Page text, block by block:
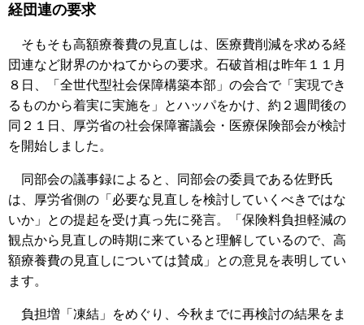
経団連の要求
そもそも高額療養費の見直しは、医療費削減を求める経
団連など財界のかねてからの要求。石破首相は昨年１１月
８日、「全世代型社会保障構築本部」の会合で「実現でき
るものから着実に実施を」とハッパをかけ、約２週間後の
同２１日、厚労省の社会保障審議会・医療保険部会が検討
を開始しました。
同部会の議事録によると、同部会の委員である佐野氏
は、厚労省側の「必要な見直しを検討していくべきではな
いか」との提起を受け真っ先に発言。「保険料負担軽減の
観点から見直しの時期に来ていると理解しているので、高
額療養費の見直しについては賛成」との意見を表明してい
ます。
負担増「凍結」をめぐり、今秋までに再検討の結果をま